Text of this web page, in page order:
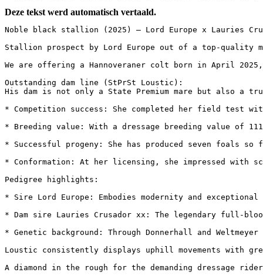
Deze tekst werd automatisch vertaald.
Noble black stallion (2025) – Lord Europe x Lauries
Stallion prospect by Lord Europe out of a top-quality
We are offering a Hannoveraner colt born in April
Outstanding dam line (StPrSt Loustic):
His dam is not only a State Premium mare but also a
* Competition success: She completed her field test
* Breeding value: With a dressage breeding value of
* Successful progeny: She has produced seven foals
* Conformation: At her licensing, she impressed with
Pedigree highlights:
* Sire Lord Europe: Embodies modernity and
* Dam sire Lauries Crusador xx: The legendary full-
* Genetic background: Through Donnerhall and
Loustic consistently displays uphill movements with
A diamond in the rough for the demanding dressage